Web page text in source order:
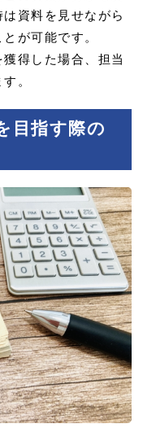
資料を見せながら
が可能です。
得した場合、担当
。
目指す際の